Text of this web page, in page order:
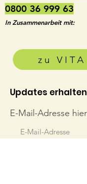
0800 36 999 63
In Zusammenarbeit mit:
zu VITA
Updates erhalten
E-Mail-Adresse